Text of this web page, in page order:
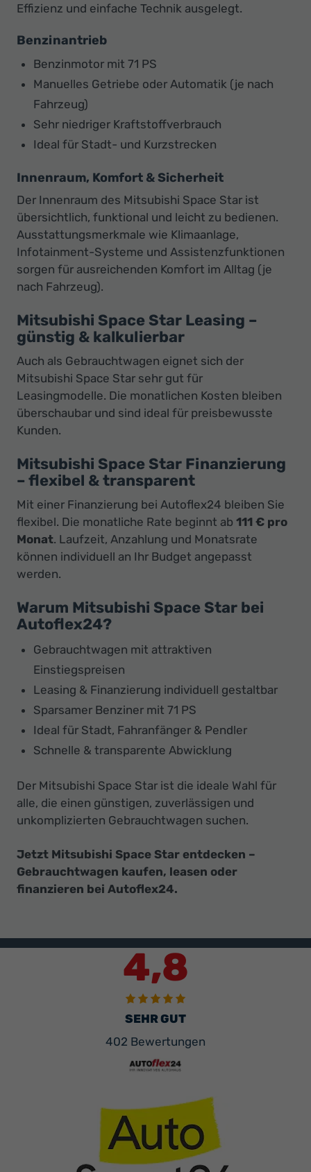
Effizienz und einfache Technik ausgelegt.
Benzinantrieb
Benzinmotor mit 71 PS
Manuelles Getriebe oder Automatik (je nach
Fahrzeug)
Sehr niedriger Kraftstoffverbrauch
Ideal für Stadt- und Kurzstrecken
Innenraum, Komfort & Sicherheit
Der Innenraum des Mitsubishi Space Star ist
übersichtlich, funktional und leicht zu bedienen.
Ausstattungsmerkmale wie Klimaanlage,
Infotainment-Systeme und Assistenzfunktionen
sorgen für ausreichenden Komfort im Alltag (je
nach Fahrzeug).
Mitsubishi Space Star Leasing –
günstig & kalkulierbar
Auch als Gebrauchtwagen eignet sich der
Mitsubishi Space Star sehr gut für
Leasingmodelle. Die monatlichen Kosten bleiben
überschaubar und sind ideal für preisbewusste
Kunden.
Mitsubishi Space Star Finanzierung
– flexibel & transparent
Mit einer Finanzierung bei Autoflex24 bleiben Sie
flexibel. Die monatliche Rate beginnt ab 111 € pro
Monat. Laufzeit, Anzahlung und Monatsrate
können individuell an Ihr Budget angepasst
werden.
Warum Mitsubishi Space Star bei
Autoflex24?
Gebrauchtwagen mit attraktiven
Einstiegspreisen
Leasing & Finanzierung individuell gestaltbar
Sparsamer Benziner mit 71 PS
Ideal für Stadt, Fahranfänger & Pendler
Schnelle & transparente Abwicklung
Der Mitsubishi Space Star ist die ideale Wahl für
alle, die einen günstigen, zuverlässigen und
unkomplizierten Gebrauchtwagen suchen.
Jetzt Mitsubishi Space Star entdecken –
Gebrauchtwagen kaufen, leasen oder
finanzieren bei Autoflex24.
4,8
SEHR GUT
402 Bewertungen